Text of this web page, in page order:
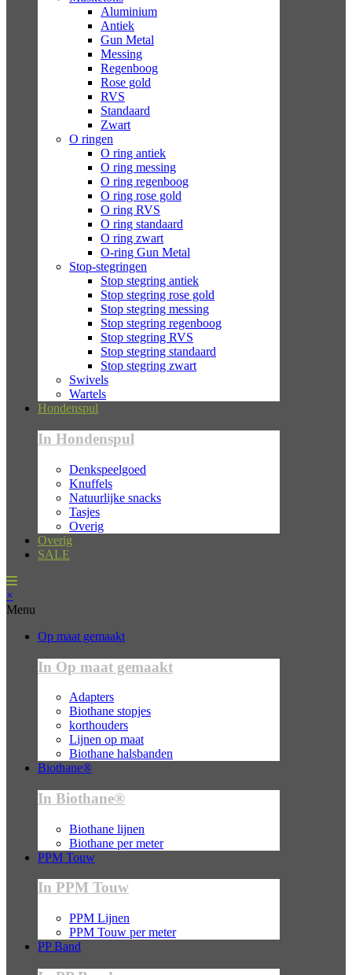
Aluminium
Antiek
Gun Metal
Messing
Regenboog
Rose gold
RVS
Standaard
Zwart
O ringen
O ring antiek
O ring messing
O ring regenboog
O ring rose gold
O ring RVS
O ring standaard
O ring zwart
O-ring Gun Metal
Stop-stegringen
Stop stegring antiek
Stop stegring rose gold
Stop stegring messing
Stop stegring regenboog
Stop stegring RVS
Stop stegring standaard
Stop stegring zwart
Swivels
Wartels
Hondenspul
In Hondenspul
Denkspeelgoed
Knuffels
Natuurlijke snacks
Tasjes
Overig
Overig
SALE
×
Menu
Op maat gemaakt
In Op maat gemaakt
Adapters
Biothane stopjes
korthouders
Lijnen op maat
Biothane halsbanden
Biothane®
In Biothane®
Biothane lijnen
Biothane per meter
PPM Touw
In PPM Touw
PPM Lijnen
PPM Touw per meter
PP Band